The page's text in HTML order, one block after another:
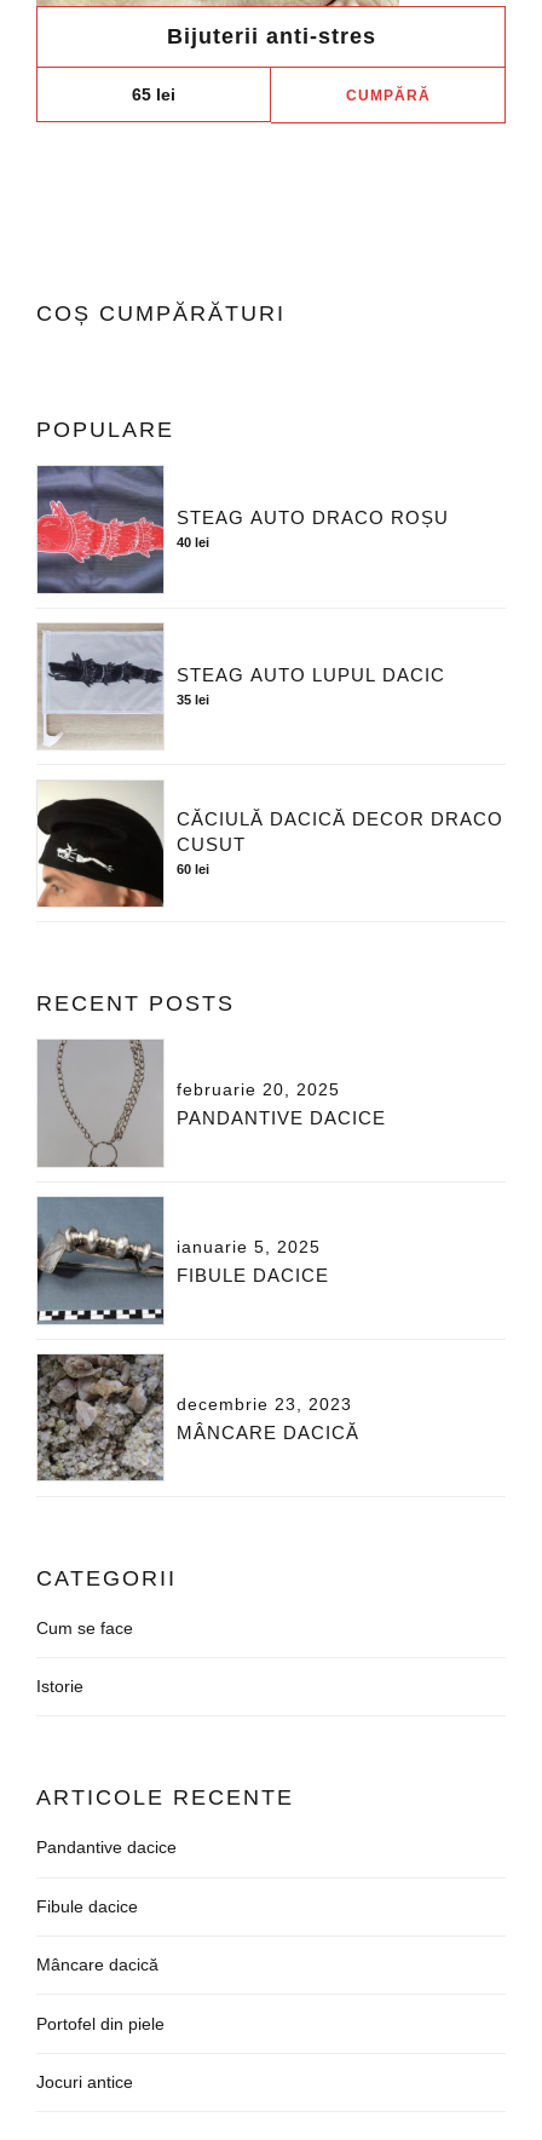
Bijuterii anti-stres
65 lei CUMPĂRĂ
COȘ CUMPĂRĂTURI
POPULARE
STEAG AUTO DRACO ROȘU
40lei
STEAG AUTO LUPUL DACIC
35lei
CĂCIULĂ DACICĂ DECOR DRACO
CUSUT
60lei
RECENT POSTS
februarie 20, 2025
PANDANTIVE DACICE
ianuarie 5, 2025
FIBULE DACICE
decembrie 23, 2023
MÂNCARE DACICĂ
CATEGORII
Cum se face
Istorie
ARTICOLE RECENTE
Pandantive dacice
Fibule dacice
Mâncare dacică
Portofel din piele
Jocuri antice